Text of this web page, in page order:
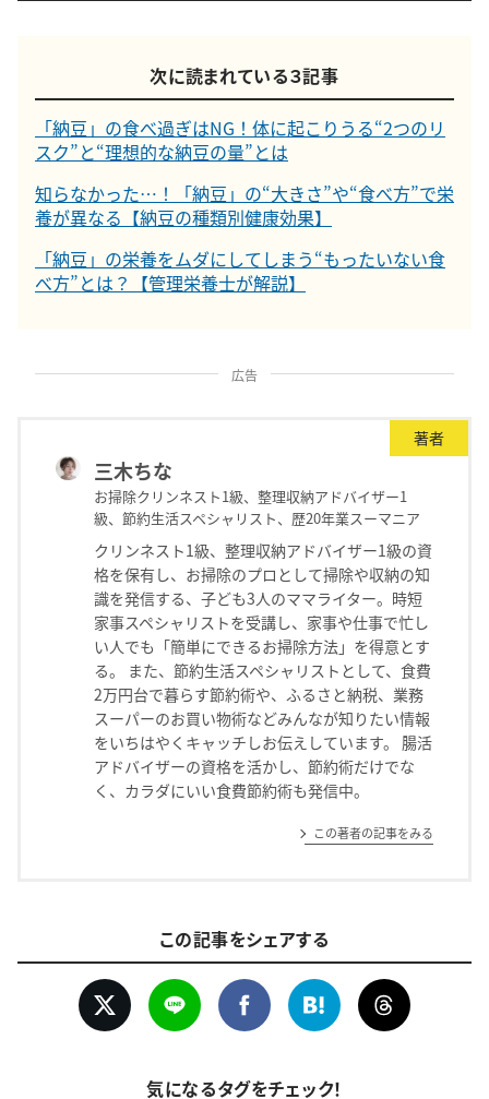
次に読まれている３記事
「納豆」の食べ過ぎはNG！体に起こりうる“2つのリ
スク”と“理想的な納豆の量”とは
知らなかった…！「納豆」の“大きさ”や“食べ方”で栄
養が異なる【納豆の種類別健康効果】
「納豆」の栄養をムダにしてしまう“もったいない食
べ方”とは？【管理栄養士が解説】
広告
著者
三木ちな
お掃除クリンネスト1級、整理収納アドバイザー1
級、節約生活スペシャリスト、歴20年業スーマニア
クリンネスト1級、整理収納アドバイザー1級の資
格を保有し、お掃除のプロとして掃除や収納の知
識を発信する、子ども3人のママライター。時短
家事スペシャリストを受講し、家事や仕事で忙し
い人でも「簡単にできるお掃除方法」を得意とす
る。 また、節約生活スペシャリストとして、食費
2万円台で暮らす節約術や、ふるさと納税、業務
スーパーのお買い物術などみんなが知りたい情報
をいちはやくキャッチしお伝えしています。 腸活
アドバイザーの資格を活かし、節約術だけでな
く、カラダにいい食費節約術も発信中。
この著者の記事をみる
この記事をシェアする
気になるタグをチェック！